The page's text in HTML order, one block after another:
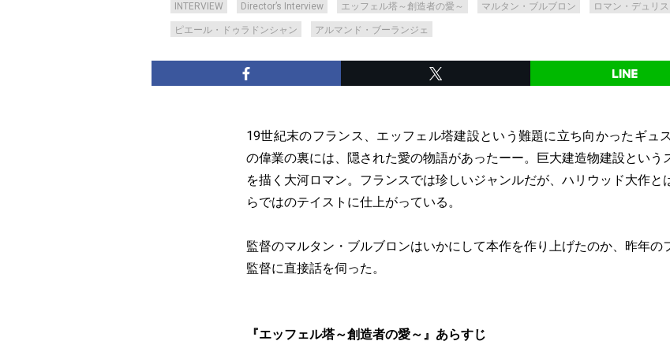
INTERVIEW Director’s Interview エッフェル塔～創造者の愛～ マルタン・ブルブロン ロマン・デュリス
ピエール・ドゥラドンシャン アルマンド・ブーランジェ
19世紀末のフランス、エッフェル塔建設という難題に立ち向かったギュ
の偉業の裏には、隠された愛の物語があったーー。巨大建造物建設という
を描く大河ロマン。フランスでは珍しいジャンルだが、ハリウッド大作と
らではのテイストに仕上がっている。
監督のマルタン・ブルブロンはいかにして本作を作り上げたのか、昨年の
監督に直接話を伺った。
『エッフェル塔～創造者の愛～』あらすじ